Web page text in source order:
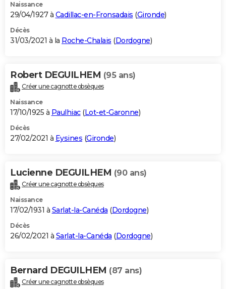
Naissance
29/04/1927 à Cadillac-en-Fronsadais (Gironde)
Décès
31/03/2021 à la Roche-Chalais (Dordogne)
Robert DEGUILHEM (95 ans)
Créer une cagnotte obsèques
Naissance
17/10/1925 à Paulhiac(Lot-et-Garonne)
Décès
27/02/2021 à Eysines (Gironde)
Lucienne DEGUILHEM (90 ans)
Créer une cagnotte obsèques
Naissance
17/02/1931 à Sarlat-la-Canéda (Dordogne)
Décès
26/02/2021 à Sarlat-la-Canéda (Dordogne)
Bernard DEGUILHEM (87 ans)
Créer une cagnotte obsèques